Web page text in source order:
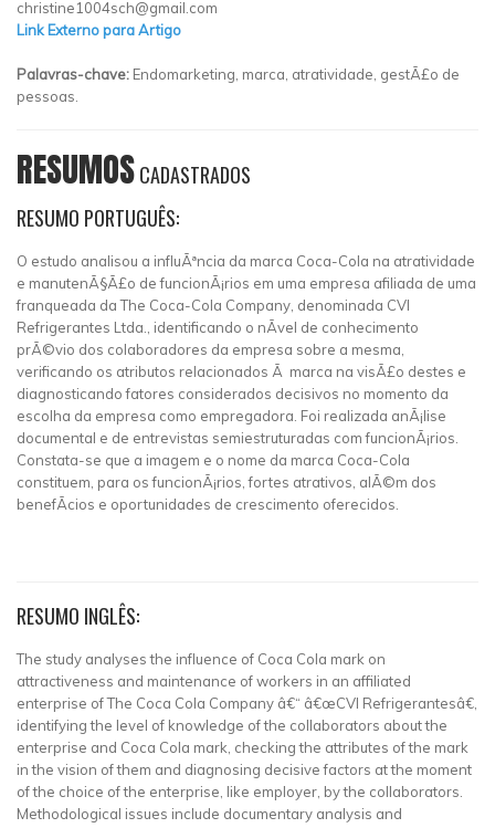
christine1004sch@gmail.com
Link Externo para Artigo
Palavras-chave: Endomarketing, marca, atratividade, gestÃ£o de
pessoas.
RESUMOSCADASTRADOS
RESUMO PORTUGUÊS:
O estudo analisou a influÃªncia da marca Coca-Cola na atratividade
e manutenÃ§Ã£o de funcionÃ¡rios em uma empresa afiliada de uma
franqueada da The Coca-Cola Company, denominada CVI
Refrigerantes Ltda., identificando o nÃ­vel de conhecimento
prÃ©vio dos colaboradores da empresa sobre a mesma,
verificando os atributos relacionados Ã marca na visÃ£o destes e
diagnosticando fatores considerados decisivos no momento da
escolha da empresa como empregadora. Foi realizada anÃ¡lise
documental e de entrevistas semiestruturadas com funcionÃ¡rios.
Constata-se que a imagem e o nome da marca Coca-Cola
constituem, para os funcionÃ¡rios, fortes atrativos, alÃ©m dos
benefÃ­cios e oportunidades de crescimento oferecidos.
RESUMO INGLÊS:
The study analyses the influence of Coca Cola mark on
attractiveness and maintenance of workers in an affiliated
enterprise of The Coca Cola Company â€“ â€œCVI Refrigerantesâ€,
identifying the level of knowledge of the collaborators about the
enterprise and Coca Cola mark, checking the attributes of the mark
in the vision of them and diagnosing decisive factors at the moment
of the choice of the enterprise, like employer, by the collaborators.
Methodological issues include documentary analysis and